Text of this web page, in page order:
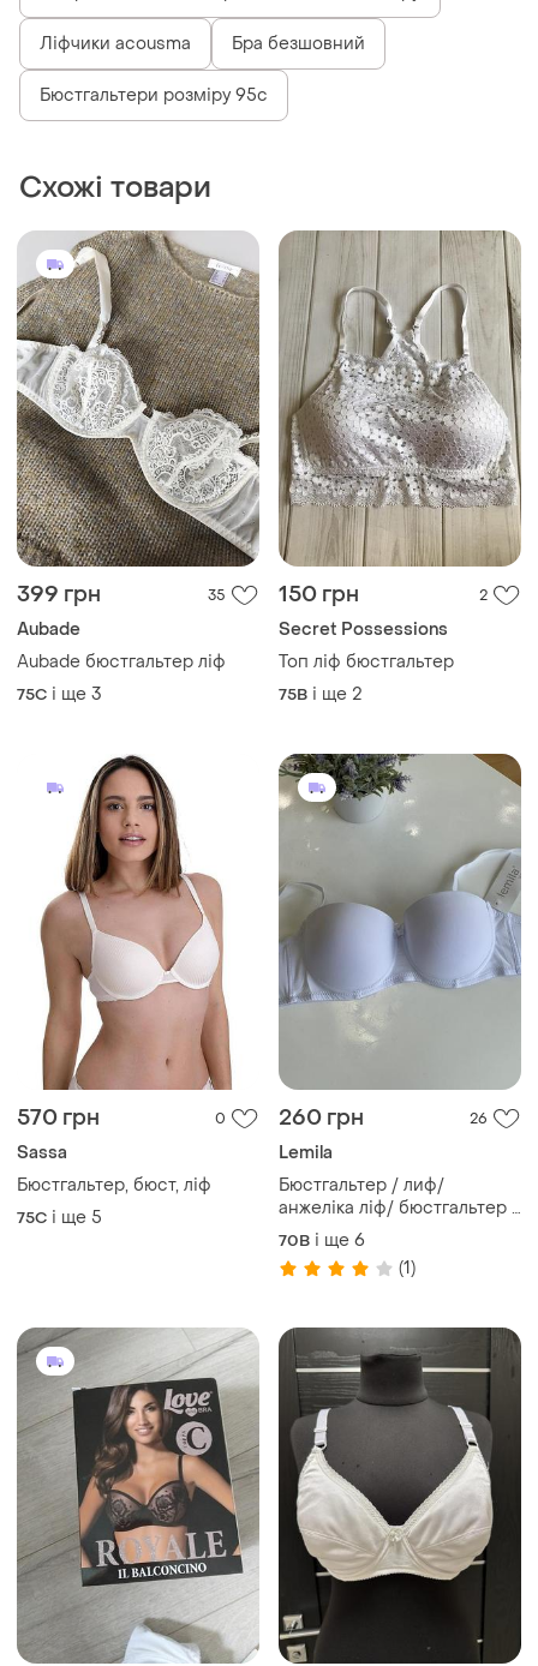
Ліфчики acousma Бра безшовний
Бюстгальтери розміру 95c
Схожі товари
399 грн 35
Aubade
Aubade бюстгальтер ліф
75C і ще 3
150 грн 2
Secret Possessions
Топ ліф бюстгальтер
75B і ще 2
570 грн 0
Sassa
Бюстгальтер, бюст, ліф
75C і ще 5
260 грн 26
Lemila
Бюстгальтер / лиф/
анжеліка ліф/ бюстгальтер з
пуш ап/
70B і ще 6
(1)